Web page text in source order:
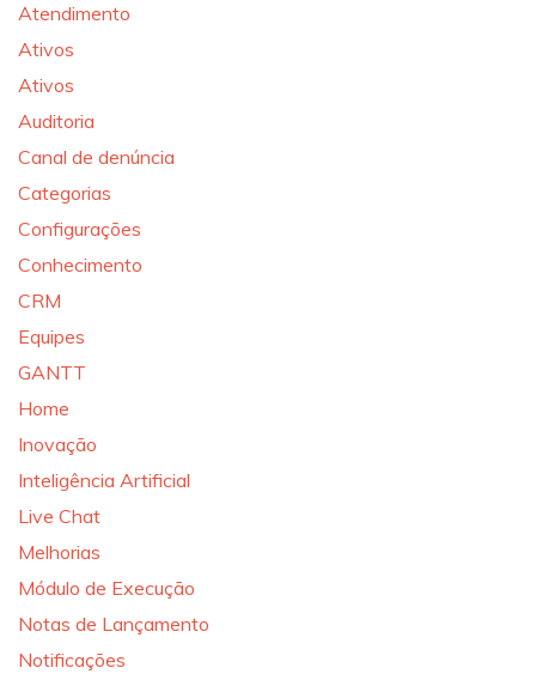
Atendimento
Ativos
Ativos
Auditoria
Canal de denúncia
Categorias
Configurações
Conhecimento
CRM
Equipes
GANTT
Home
Inovação
Inteligência Artificial
Live Chat
Melhorias
Módulo de Execução
Notas de Lançamento
Notificações